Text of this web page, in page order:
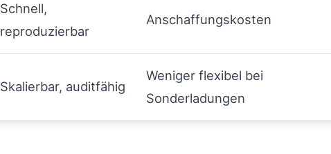
Schnell,
reproduzierbar
Anschaffungskosten
Skalierbar, auditfähig
Weniger flexibel bei
Sonderladungen